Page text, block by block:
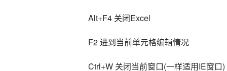
Alt+F4 关闭Excel
F2 进到当前单元格编辑情况
Ctrl+W 关闭当前窗口(一样适用IE窗口)